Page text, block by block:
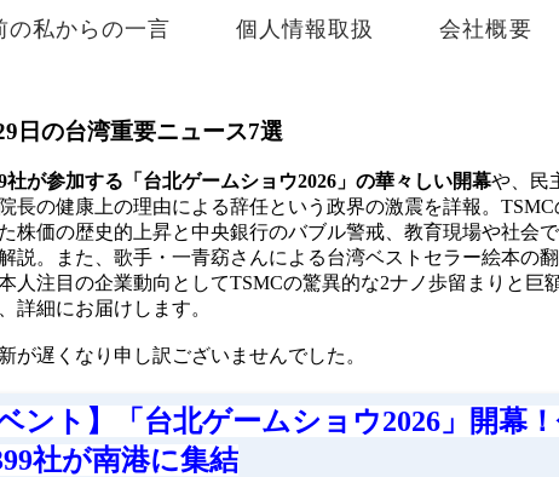
の私からの一言 個人情報取扱 会社概要
日の台湾重要ニュース7選
社が参加する「台北ゲームショウ2026」の華々しい開幕や、民
長の健康上の理由による辞任という政界の激震を詳報。TSMC
株価の歴史的上昇と中央銀行のバブル警戒、教育現場や社会
説。また、歌手・一青窈さんによる台湾ベストセラー絵本の
人注目の企業動向としてTSMCの驚異的な2ナノ歩留まりと巨
詳細にお届けします。
が遅くなり申し訳ございませんでした。
ント】「台北ゲームショウ2026」開幕
社が南港に集結